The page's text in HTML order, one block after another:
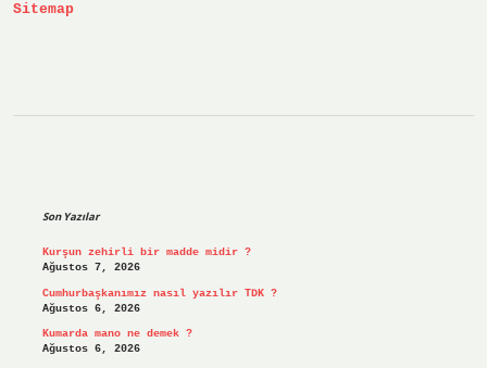
Sitemap
Son Yazılar
Kurşun zehirli bir madde midir ?
Ağustos 7, 2026
Cumhurbaşkanımız nasıl yazılır TDK ?
Ağustos 6, 2026
Kumarda mano ne demek ?
Ağustos 6, 2026